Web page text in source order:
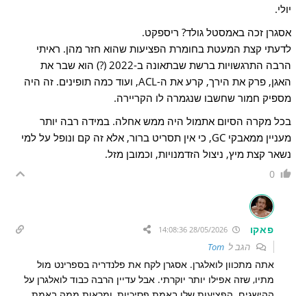
יולי.
אסגרן זכה באמסטל גולד? ריספקט.
לדעתי קצת המעטת בחומרת הפציעות שהוא חזר מהן. ראיתי
הרבה התרגשויות ברשת שבתאונה ב-2022 (?) הוא שבר את
האגן, פרק את הירך, קרע את ה-ACL, ועוד כמה תופינים. זה היה
מספיק חמור שחשבו שנגמרה לו הקריירה.
בכל מקרה הסיום אתמול היה ממש אחלה. במידה רבה יותר
מעניין ממאבקי GC, כי אין תסריט ברור, אלא זה קם ונופל על למי
נשאר קצת מיץ, ניצול הזדמנויות, וכמובן מזל.
0
פאקו 28/05/2026 14:08:36
הגב לTom
אתה מתכוון לואלגרן. אסגרן לקח את פלנדריה בספרינט מול
מתיו, שזה אפילו יותר יוקרתי. אבל עדיין הרבה כבוד לואלגרן על